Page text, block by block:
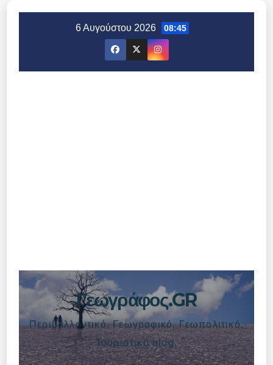
6 Αυγούστου 2026 08:45
Γεωγράφος.GR
Περιβαλλοντικό, Γεωγραφικό, Γεωπολιτικό,
Τουριστικό blog.